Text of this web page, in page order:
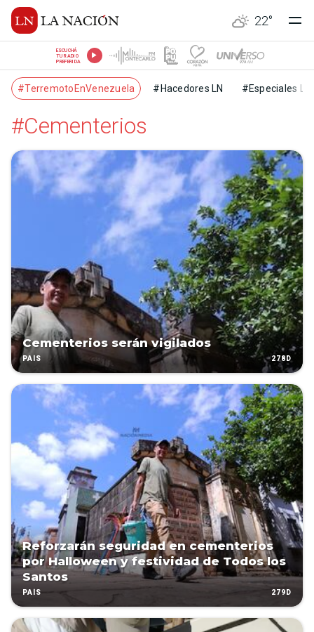
22°
ESCUCHÁ
TU RADIO
PREFERIDA
#TerremotoEnVenezuela #Hacedores LN #Especiales LN
#Cementerios
Cementerios serán vigilados
PAÍS 278D
Reforzarán seguridad en cementerios
por Halloween y festividad de Todos los
Santos
PAÍS 279D